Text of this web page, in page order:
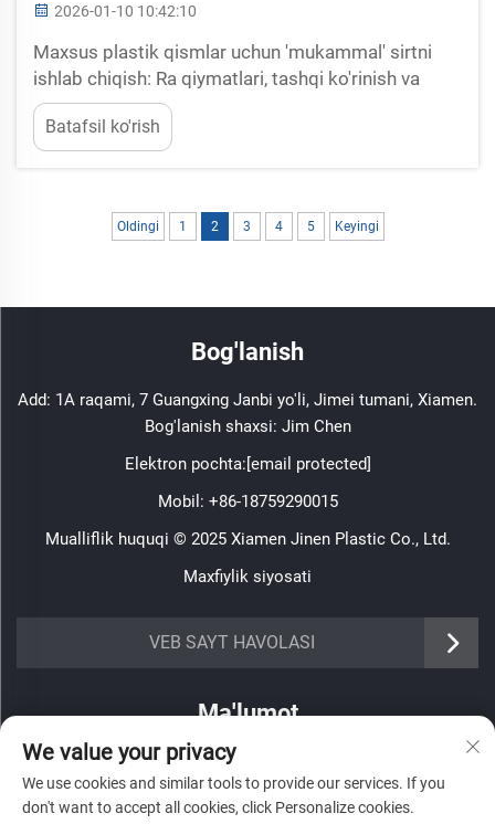
2026-01-10 10:42:10
Maxsus plastik qismlar uchun 'mukammal' sirtni
ishlab chiqish: Ra qiymatlari, tashqi ko'rinish va
funktsional ishlash talablari o'rtasidagi muvozanat.
Maxsus plastik qismlar uchun "mukammal" sirt
qoplamasi tushunchasi barcha sohalarga mos
Batafsil ko'rish
Oldingi 1 2 3 4 5 Keyingi
Bog'lanish
Add: 1A raqami, 7 Guangxing Janbi yo'li, Jimei tumani, Xiamen.
Bog'lanish shaxsi: Jim Chen
Elektron pochta:[email protected]
Mobil: +86-18759290015
Mualliflik huquqi © 2025 Xiamen Jinen Plastic Co., Ltd.
Maxfiylik siyosati
VEB SAYT HAVOLASI
https://www.jinenplastic.com/service
https://www.jinenplastic.com/projects
https://www.jinenplastic.com/news
Ma'lumot
Haftalik yangiliklarimizni olish uchun ro'yxatdan o'ting
We value your privacy
We use cookies and similar tools to provide our services. If you
don't want to accept all cookies, click Personalize cookies.